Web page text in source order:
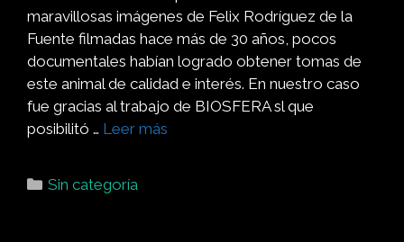
maravillosas imágenes de Felix Rodríguez de la
Fuente filmadas hace más de 30 años, pocos
documentales habían logrado obtener tomas de
este animal de calidad e interés. En nuestro caso
fue gracias al trabajo de BIOSFERA sl que
posibilitó … Leer más
Sin categoría